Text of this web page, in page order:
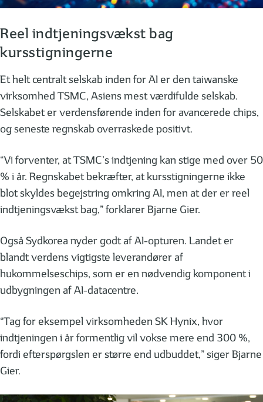
Reel indtjeningsvækst bag
kursstigningerne
Et helt centralt selskab inden for AI er den taiwanske
virksomhed TSMC, Asiens mest værdifulde selskab.
Selskabet er verdensførende inden for avancerede chips,
og seneste regnskab overraskede positivt.
“Vi forventer, at TSMC’s indtjening kan stige med over 50
% i år. Regnskabet bekræfter, at kursstigningerne ikke
blot skyldes begejstring omkring AI, men at der er reel
indtjeningsvækst bag,” forklarer Bjarne Gier.
Også Sydkorea nyder godt af AI-opturen. Landet er
blandt verdens vigtigste leverandører af
hukommelseschips, som er en nødvendig komponent i
udbygningen af AI-datacentre.
“Tag for eksempel virksomheden SK Hynix, hvor
indtjeningen i år formentlig vil vokse mere end 300 %,
fordi efterspørgslen er større end udbuddet,” siger Bjarne
Gier.